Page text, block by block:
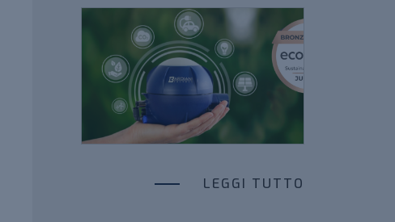
LEGGI TUTTO